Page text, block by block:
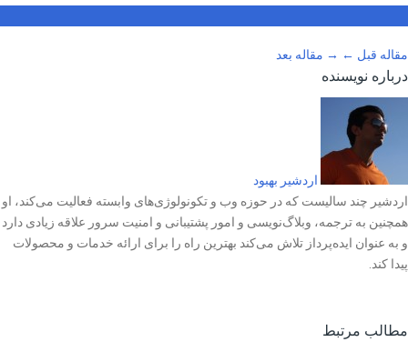
مقاله قبل ←
→ مقاله بعد
درباره نویسنده
اردشیر بهبود
اردشیر چند سالیست که در حوزه وب و تکونولوژی‌های وابسته فعالیت می‌کند، او
همچنین به ترجمه، وبلاگ‌نویسی و امور پشتیبانی و امنیت سرور علاقه زیادی دارد
و به عنوان ایده‌پرداز تلاش می‌کند بهترین راه را برای ارائه خدمات و محصولات
پیدا کند.
مطالب مرتبط